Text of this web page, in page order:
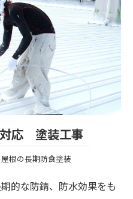
応 塗装工事
根の長期防食塗装
的な防錆、防水効果をも